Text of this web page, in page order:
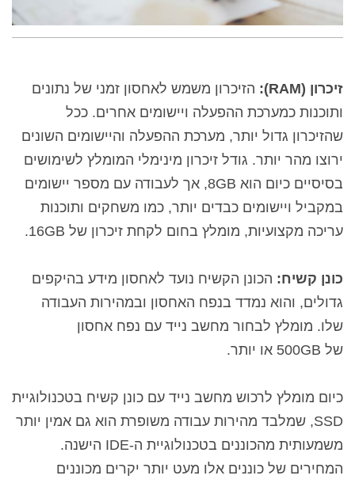
זיכרון (RAM ): הזיכרון משמש לאחסון זמני של נתונים
ותוכנות כמערכת ההפעלה ויישומים אחרים. ככל
שהזיכרון גדול יותר, מערכת ההפעלה והיישומים השונים
ירוצו מהר יותר. גודל זיכרון מינימלי המומלץ לשימושים
בסיסיים כיום הוא 8GB, אך לעבודה עם מספר יישומים
במקביל ויישומים כבדים יותר, כמו משחקים ותוכנות
עריכה מקצועיות, מומלץ בחום לקחת זיכרון של 16GB.
כונן קשיח: הכונן הקשיח נועד לאחסון מידע בהיקפים
גדולים, והוא נמדד בנפח האחסון ובמהירות העבודה
שלו. מומלץ לבחור מחשב נייד עם נפח אחסון
של 500GB או יותר.
כיום מומלץ לרכוש מחשב נייד עם כונן קשיח בטכנולוגיית
SSD, שמלבד מהירות עבודה משופרת הוא גם אמין יותר
משמעותית מהכוננים בטכנולוגיית ה-IDE הישנה.
המחירים של כוננים אלו מעט יותר יקרים מכוננים